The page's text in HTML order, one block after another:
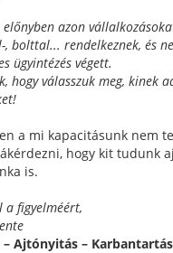
előnyben azon
, bolttal... rendelkeznek, és
ügyintézés végett.
hogy válasszuk meg, kinek
a mi kapacitásunk nem
hogy kit tudunk
is.
a figyelméért,
– Ajtónyitás –